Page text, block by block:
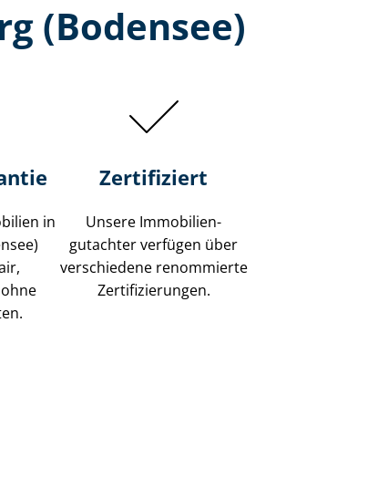
(Bodensee)
in
Zertifiziert
Unsere Immobilien­
gutachter verfügen über
verschiedene renommierte
Zer­ti­fi­zie­run­gen.